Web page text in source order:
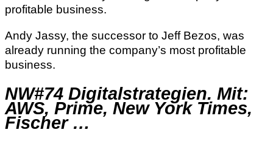
profitable business.
Andy Jassy, the successor to Jeff Bezos, was
already running the company’s most profitable
business.
NW#74 Digitalstrategien. Mit:
AWS, Prime, New York Times,
Fischer …